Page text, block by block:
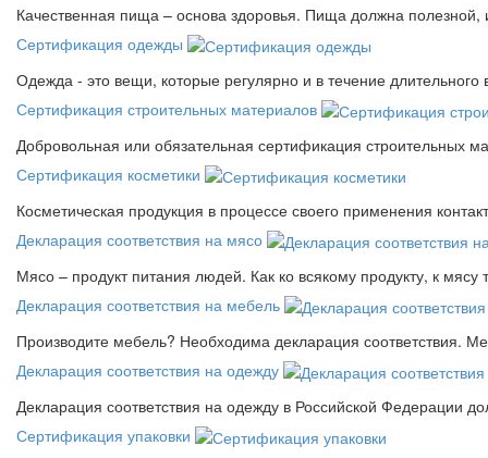
Качественная пища – основа здоровья. Пища должна
Сертификация одежды
Одежда - это вещи, которые регулярно и в течение
Сертификация строительных материалов
Добровольная или обязательная сертификация строительных
Сертификация косметики
Косметическая продукция в процессе своего применения
Декларация соответствия на мясо
Мясо – продукт питания людей. Как ко всякому продукту, к мясу
Декларация соответствия на мебель
Производите мебель? Необходима декларация соответствия.
Декларация соответствия на одежду
Декларация соответствия на одежду в Российской Федерации
Сертификация упаковки